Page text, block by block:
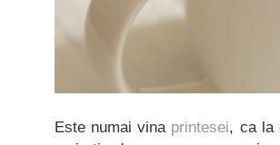
Este numai vina printesei, ca la